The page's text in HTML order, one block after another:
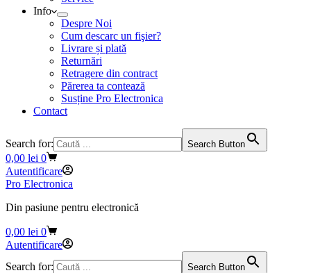
Info
Despre Noi
Cum descarc un fişier?
Livrare și plată
Returnări
Retragere din contract
Părerea ta contează
Susține Pro Electronica
Contact
Search for: Search Button
Coș
de
cumpărături
0,00 lei 0
Autentificare
Pro Electronica
Din pasiune pentru electronică
Coș
de
0,00 lei 0
Autentificare
Search for:
Search Button